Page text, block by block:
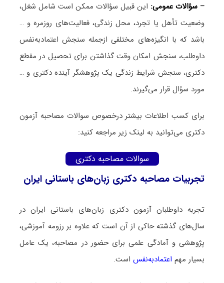
– سؤالات عمومی: این قبیل سؤالات ممکن است شامل شغل،
وضعیت تأهل یا تجرد، محل زندگی، فعالیت‌های روزمره و …
باشد که با انگیزه‌های مختلفی ازجمله سنجش اعتمادبه‌نفس
داوطلب، سنجش امکان وقت گذاشتن برای تحصیل در مقطع
دکتری، سنجش شرایط زندگی یک پژوهشگر آینده دکتری و …
مورد سؤال قرار می‌گیرند.
برای کسب اطلاعات بیشتر درخصوص سوالات مصاحبه آزمون
دکتری می‌توانید به لینک زیر مراجعه کنید:
سوالات مصاحبه دکتری
تجربیات مصاحبه دکتری زبان‌های باستانی ایران
تجربه داوطلبان آزمون دکتری زبان‌های باستانی ایران در
سال‌های گذشته حاکی از آن است که علاوه بر رزومه آموزشی،
پژوهشی و آمادگی علمی برای حضور در مصاحبه، یک عامل
بسیار مهم اعتمادبه‌نفساست.